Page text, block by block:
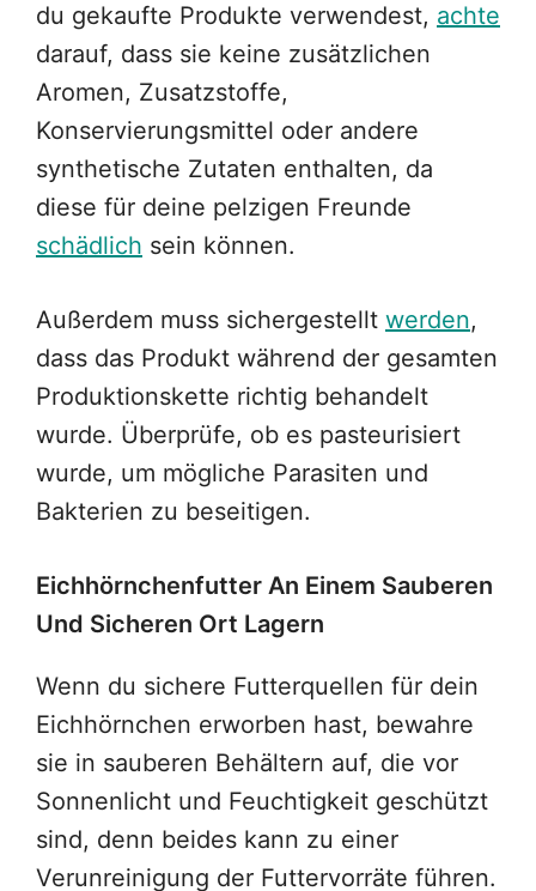
du gekaufte Produkte verwendest, achte
darauf, dass sie keine zusätzlichen
Aromen, Zusatzstoffe,
Konservierungsmittel oder andere
synthetische Zutaten enthalten, da
diese für deine pelzigen Freunde
schädlich sein können.
Außerdem muss sichergestellt werden,
dass das Produkt während der gesamten
Produktionskette richtig behandelt
wurde. Überprüfe, ob es pasteurisiert
wurde, um mögliche Parasiten und
Bakterien zu beseitigen.
Eichhörnchenfutter An Einem Sauberen
Und Sicheren Ort Lagern
Wenn du sichere Futterquellen für dein
Eichhörnchen erworben hast, bewahre
sie in sauberen Behältern auf, die vor
Sonnenlicht und Feuchtigkeit geschützt
sind, denn beides kann zu einer
Verunreinigung der Futtervorräte führen.